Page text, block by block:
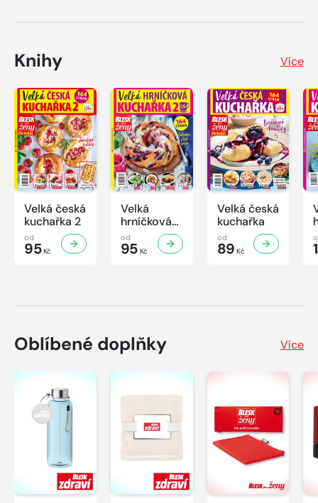
Knihy Více
Velká česká
kuchařka 2
od
95Kč
Velká
hrníčková
kuchařka II
od
95Kč
Velká česká
kuchařka
od
89 Kč
Oblíbené doplňky Více